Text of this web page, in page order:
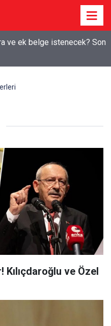
ve ek belge istenecek? Son
ve Özel